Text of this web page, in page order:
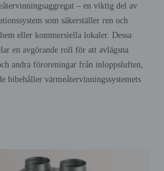
– en viktig del av
som säkerställer ren och
eller kommersiella lokaler. Dessa
en avgörande roll för att avlägsna
andra föroreningar från inloppsluften,
bibehåller värmeåtervinningssystemets